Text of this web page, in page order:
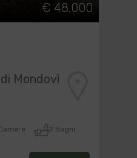
€ 48.000
Mondovì
2 Bagni